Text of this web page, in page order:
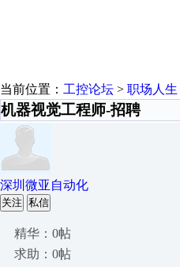
当前位置： 工控论坛 > 职场人生
机器视觉工程师-招聘
深圳微亚自动化
关注 私信
精华：0帖
求助：0帖